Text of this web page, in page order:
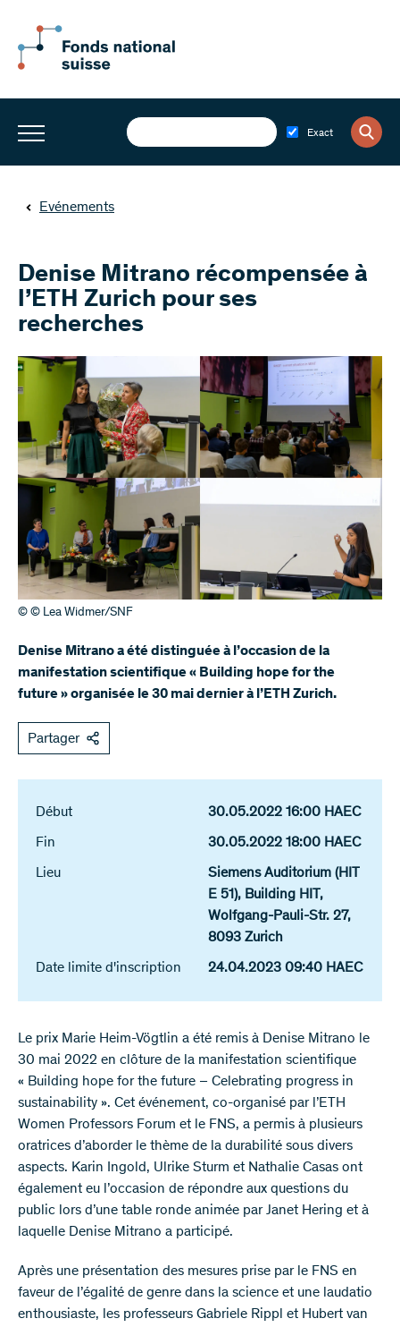
Exact
Evénements
Denise Mitrano récompensée à
l’ETH Zurich pour ses
recherches
© © Lea Widmer/SNF
Denise Mitrano a été distinguée à l’occasion de la
manifestation scientifique « Building hope for the
future » organisée le 30 mai dernier à l’ETH Zurich.
Partager
Début 30.05.2022 16:00 HAEC
Fin 30.05.2022 18:00 HAEC
Lieu
Siemens Auditorium (HIT
E 51), Building HIT,
Wolfgang-​Pauli-Str. 27,
8093 Zurich
Date limite d'inscription 24.04.2023 09:40 HAEC
Le prix Marie Heim-Vögtlin a été remis à Denise Mitrano le
30 mai 2022 en clôture de la manifestation scientifique
« Building hope for the future – Celebrating progress in
sustainability ». Cet événement, co-organisé par l’ETH
Women Professors Forum et le FNS, a permis à plusieurs
oratrices d’aborder le thème de la durabilité sous divers
aspects. Karin Ingold, Ulrike Sturm et Nathalie Casas ont
également eu l’occasion de répondre aux questions du
public lors d’une table ronde animée par Janet Hering et à
laquelle Denise Mitrano a participé.
Après une présentation des mesures prise par le FNS en
faveur de l’égalité de genre dans la science et une laudatio
enthousiaste, les professeurs Gabriele Rippl et Hubert van